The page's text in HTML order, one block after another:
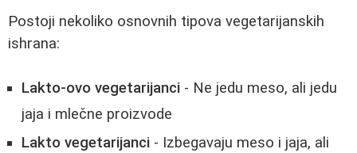
Postoji nekoliko osnovnih tipova vegetarijanskih
ishrana:
Lakto-ovo vegetarijanci - Ne jedu meso, ali jedu
jaja i mlečne proizvode
Lakto vegetarijanci - Izbegavaju meso i jaja, ali